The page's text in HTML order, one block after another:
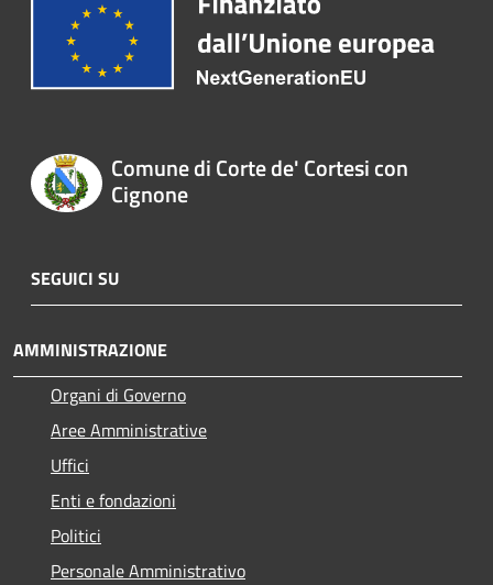
Comune di Corte de' Cortesi con
Cignone
SEGUICI SU
AMMINISTRAZIONE
Organi di Governo
Aree Amministrative
Uffici
Enti e fondazioni
Politici
Personale Amministrativo